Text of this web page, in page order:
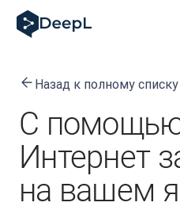
DeepL для ИИ-агентов
Translation Flow в DeepL:
Познакомьтесь с
Как мы разрабатываем
От перевода текста до
Building an instantly
Назад к полному
С
Интернет
на вашем